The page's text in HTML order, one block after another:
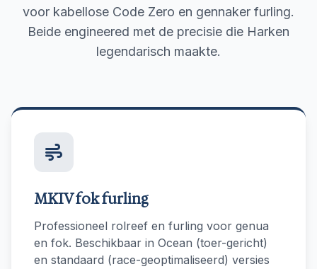
voor kabellose Code Zero en gennaker furling.
Beide engineered met de precisie die Harken
legendarisch maakte.
MKIV fok furling
Professioneel rolreef en furling voor genua
en fok. Beschikbaar in Ocean (toer-gericht)
en standaard (race-geoptimaliseerd) versies